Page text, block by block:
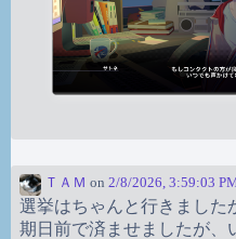
ＴＡＭ on 2/8/2026, 3:59:03
選挙はちゃんと行きました
期日前で済ませましたが、